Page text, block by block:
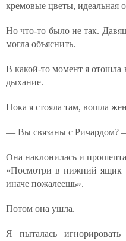
кремовые цветы, идеальная
Но что-то было не так.
могла объяснить.
В какой-то момент я отошла
дыхание.
Пока я стояла там, вошла
— Вы связаны с Ричардом?
Она наклонилась и
«Посмотри в нижний ящик
иначе пожалеешь».
Потом она ушла.
Я пыталась